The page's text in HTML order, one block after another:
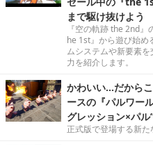
まで駆け抜けよう
『空の軌跡 the 2nd
he 1st』から遊び始め
ムシステムや新要素
力を紹介します。
かわいい…だから
ースの『パルワー
グレッション×パ
正式版で登場する新た